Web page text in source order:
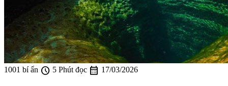
1001 bí ẩn schedule 5 Phút đọc calendar_month 17/03/2026